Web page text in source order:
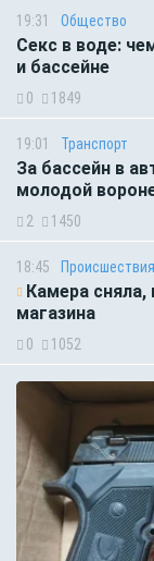
19:31 Общество
Секс в воде:
и бассейне
0 1849
19:01 Транспорт
За бассейн в
молодой
2 1450
18:45 Происшествия
Камера
магазина
0 1052